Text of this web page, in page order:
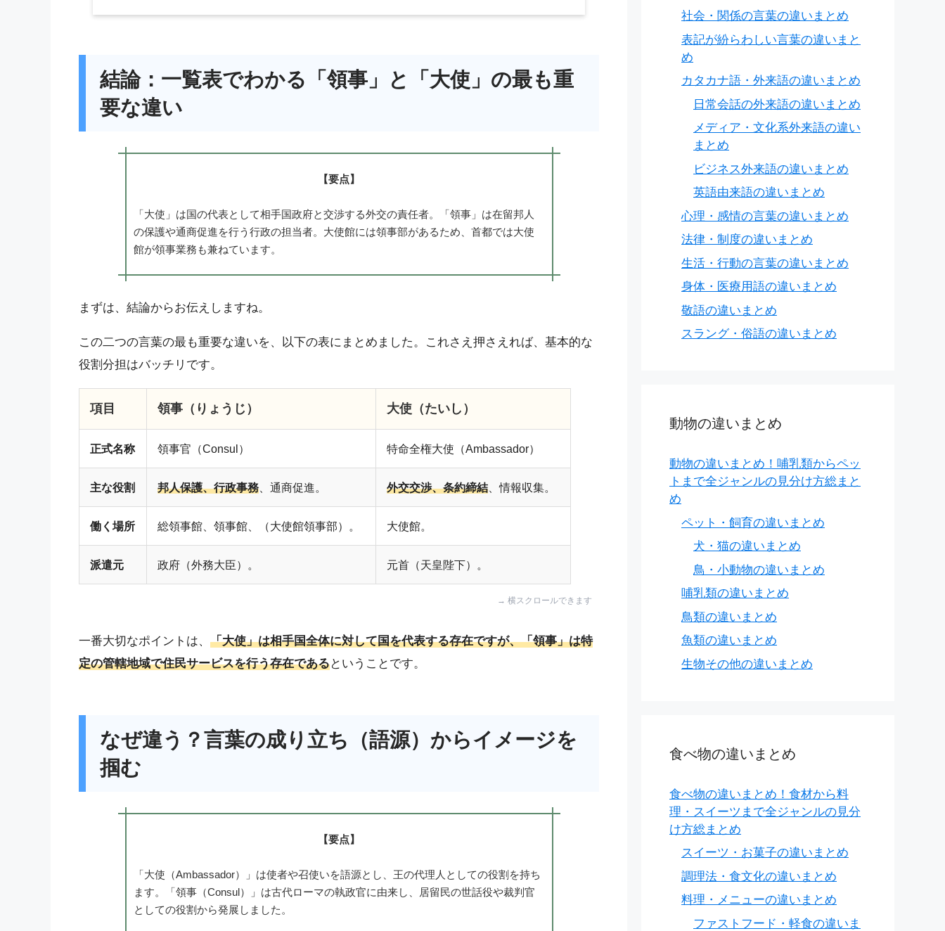
結論：一覧表でわかる「領事」と「大使」の最も重
要な違い
【要点】
「大使」は国の代表として相手国政府と交渉する外交の責任者。「領事」は在留邦人
の保護や通商促進を行う行政の担当者。大使館には領事部があるため、首都では大使
館が領事業務も兼ねています。
まずは、結論からお伝えしますね。
この二つの言葉の最も重要な違いを、以下の表にまとめました。これさえ押さえれば、基本的な
役割分担はバッチリです。
項目 領事（りょうじ） 大使（たいし）
正式名称 領事官（Consul） 特命全権大使（Ambassador）
主な役割 邦人保護、行政事務 、通商促進。 外交交渉、条約締結 、情報収集。
働く場所 総領事館、領事館、（大使館領事部）。 大使館。
派遣元 政府（外務大臣）。 元首（天皇陛下）。
一番大切なポイントは、 「大使」は相手国全体に対して国を代表する存在ですが、「領事」は特
定の管轄地域で住民サービスを行う存在であるということです。
なぜ違う？言葉の成り立ち（語源）からイメージを
掴む
【要点】
「大使（Ambassador）」は使者や召使いを語源とし、王の代理人としての役割を持ち
ます。「領事（Consul）」は古代ローマの執政官に由来し、居留民の世話役や裁判官
としての役割から発展しました。
社会・関係の言葉の違いまとめ
表記が紛らわしい言葉の違いまと
め
カタカナ語・外来語の違いまとめ
日常会話の外来語の違いまとめ
メディア・文化系外来語の違い
まとめ
ビジネス外来語の違いまとめ
英語由来語の違いまとめ
心理・感情の言葉の違いまとめ
法律・制度の違いまとめ
生活・行動の言葉の違いまとめ
身体・医療用語の違いまとめ
敬語の違いまとめ
スラング・俗語の違いまとめ
動物の違いまとめ
動物の違いまとめ！哺乳類からペッ
トまで全ジャンルの見分け方総まと
め
ペット・飼育の違いまとめ
犬・猫の違いまとめ
鳥・小動物の違いまとめ
哺乳類の違いまとめ
鳥類の違いまとめ
魚類の違いまとめ
生物その他の違いまとめ
食べ物の違いまとめ
食べ物の違いまとめ！食材から料
理・スイーツまで全ジャンルの見分
け方総まとめ
スイーツ・お菓子の違いまとめ
調理法・食文化の違いまとめ
料理・メニューの違いまとめ
ファストフード・軽食の違いま